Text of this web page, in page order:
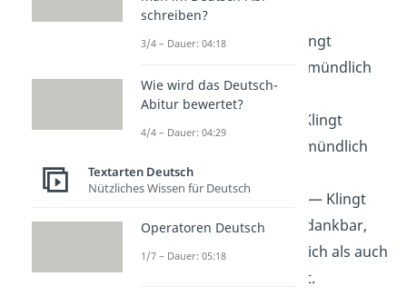
Dienste.
„Danke sehr!“
— Klingt
förmlich, wird eher mündlich
gebraucht.
— Klingt
herzlich, wird eher mündlich
gebraucht.
„Herzlichen Dank!“
— Klingt
persönlich und tief dankbar,
wird sowohl schriftlich als auch
mündlich gebraucht.
schreiben?
3/4 – Dauer: 04:18
Wie wird das Deutsch-
Abitur bewertet?
4/4 – Dauer: 04:29
Textarten Deutsch
Nützliches Wissen für Deutsch
Operatoren Deutsch
1/7 – Dauer: 05:18